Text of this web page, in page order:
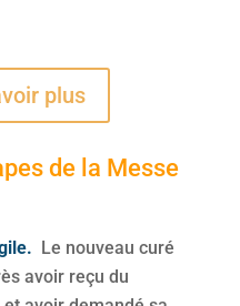
plus
de la Messe
Le nouveau curé
avoir reçu du